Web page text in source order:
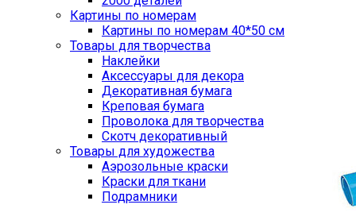
Картины по номерам
Картины по номерам 40*50 см
Товары для творчества
Наклейки
Аксессуары для декора
Декоративная бумага
Креповая бумага
Проволока для творчества
Скотч декоративный
Товары для художества
Аэрозольные краски
Краски для ткани
Подрамники